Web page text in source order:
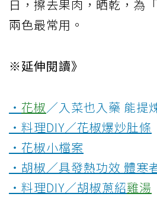
日，擦去果肉，晒乾，為
兩色最常用。
※延伸閱讀》
‧ 花椒／入菜也入藥 能提
‧料理DIY／花椒爆炒肚條
‧花椒小檔案
‧胡椒／具發熱功效 體寒
‧料理DIY／胡椒蔥紹雞湯